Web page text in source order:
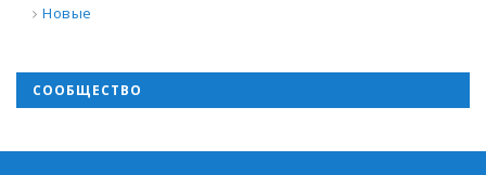
Новые
СООБЩЕСТВО